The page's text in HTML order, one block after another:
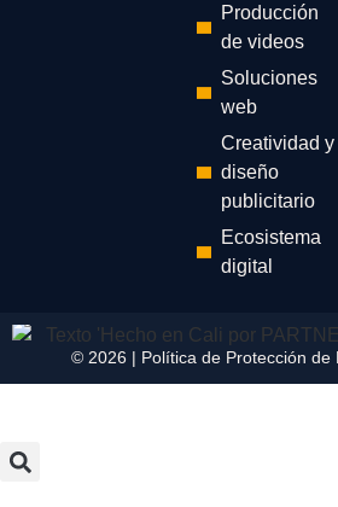
Producción
de videos
Soluciones
web
Creatividad y
diseño
publicitario
Ecosistema
digital
© 2026 | Política de Protección de